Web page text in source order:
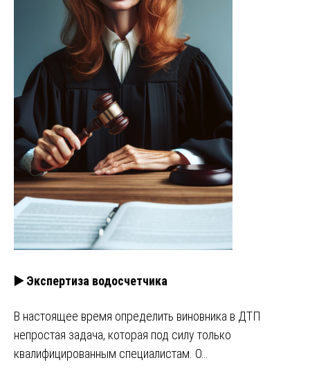
▶️ Экспертиза водосчетчика
В настоящее время определить виновника в ДТП
непростая задача, которая под силу только
квалифицированным специалистам. О…